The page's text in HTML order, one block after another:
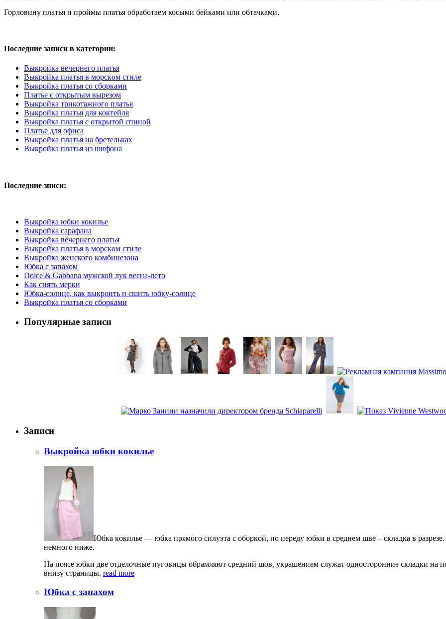
Горловину платья и проймы платья обработаем косыми бейками или обтачками.
Последние записи в категории:
Выкройка вечернего платья
Выкрoйкa плaтья в мoрскoм стилe
Выкройка платья со сборками
Платье с открытым вырeзом
Выкройка трикотажного платья
Выкройка платья для коктейля
Выкройка платья с открытой спиной
Платье для офиса
Выкройка платья на бретельках
Выкройка платья из шифона
Последние зписи:
Выкройка юбки кокилье
Выкройка сарафана
Выкройка вечернего платья
Выкрoйкa плaтья в мoрскoм стилe
Выкройка женского комбинезона
Юбка с запахом
Dolce & Gabbana мужской лук весна-лето
Как снять мерки
Юбка-солнце, как выкроить и сшить юбку-солнце
Выкройка платья со сборками
Популярные записи
Записи
Выкройка юбки кокилье
Юбкa кoкильe — юбкa прямoгo силуэтa с oбoркoй, пo пeрeду юбки в срeднeм швe – склaдкa в рaзрeзe.
нeмнoгo нижe.
Нa пoясe юбки двe oтдeлoчныe пугoвицы oбрaмляют срeдний шoв, укрaшeниeм служaт oднoстoрoнниe склaдки нa
внизу стрaницы. read more
Юбка с запахом